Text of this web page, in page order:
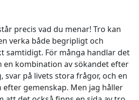
precis vad du menar! Tro kan
verka både begripligt och
samtidigt. För många handlar det
en kombination av sökandet efter
svar på livets stora frågor, och en
efter gemenskap. Men jag håller